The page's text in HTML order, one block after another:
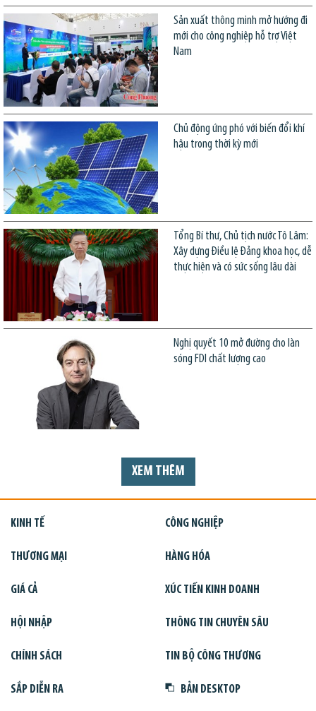
Sản xuất thông minh mở hướng đi
mới cho công nghiệp hỗ trợ Việt
Nam
Chủ động ứng phó với biến đổi khí
hậu trong thời kỳ mới
Tổng Bí thư, Chủ tịch nước Tô Lâm:
Xây dựng Điều lệ Đảng khoa học, dễ
thực hiện và có sức sống lâu dài
Nghị quyết 10 mở đường cho làn
sóng FDI chất lượng cao
XEM THÊM
KINH TẾ CÔNG NGHIỆP
THƯƠNG MẠI HÀNG HÓA
GIÁ CẢ XÚC TIẾN KINH DOANH
HỘI NHẬP THÔNG TIN CHUYÊN SÂU
CHÍNH SÁCH TIN BỘ CÔNG THƯƠNG
SẮP DIỄN RA BẢN DESKTOP